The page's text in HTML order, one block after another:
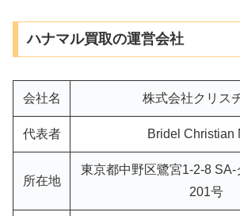
ハナマル買取の運営会社
会社名 株式会社クリス
代表者 Bridel Christian
所在地
東京都中野区鷺宮1-2-8
201号